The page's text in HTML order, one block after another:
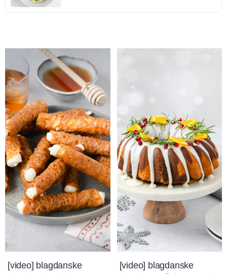
[video] blagdanske
[video] blagdanske